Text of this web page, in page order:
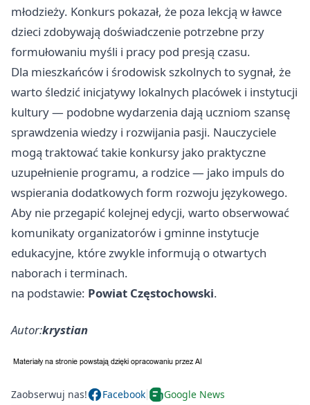
młodzieży. Konkurs pokazał, że poza lekcją w ławce
dzieci zdobywają doświadczenie potrzebne przy
formułowaniu myśli i pracy pod presją czasu.
Dla mieszkańców i środowisk szkolnych to sygnał, że
warto śledzić inicjatywy lokalnych placówek i instytucji
kultury — podobne wydarzenia dają uczniom szansę
sprawdzenia wiedzy i rozwijania pasji. Nauczyciele
mogą traktować takie konkursy jako praktyczne
uzupełnienie programu, a rodzice — jako impuls do
wspierania dodatkowych form rozwoju językowego.
Aby nie przegapić kolejnej edycji, warto obserwować
komunikaty organizatorów i gminne instytucje
edukacyjne, które zwykle informują o otwartych
naborach i terminach.
na podstawie: Powiat Częstochowski.
Autor:krystian
Zaobserwuj nas! Facebook Google News